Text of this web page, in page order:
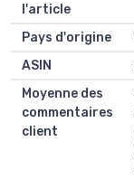
l'article
Pays d'origine
ASIN
Moyenne des
commentaires
client